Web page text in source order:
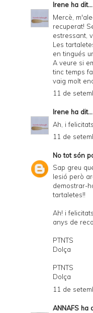
Irene ha dit...
Mercè,
recuperat!
estressant,
Les
en tingués
A veure si
tinc temps
vaig molt
11 de
Irene ha dit...
Ah, i
11 de
No tot són
Sap greu
lesió però
demostrar-
tartaletes!!
Ah! i
anys de
PTNTS
Dolça
PTNTS
Dolça
11 de
ANNAFS ha